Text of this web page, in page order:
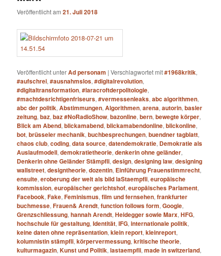
Veröffentlicht am21. Juli 2018
Veröffentlicht unterAd personam |Verschlagwortet mit#1968kritik,
#aufschrei,#ausnahmslos,#digitalrevolution,
#digitaltransformation,#laracroftderpolitologie,
#machtdesrichtigenfriseurs,#vermessenleaks,abc algorithmen,
abc der politik,Abstimmungen,Algorithmen,arena,autorin,basler
zeitung,baz,baz #NoRadioShow,bazonline,bern,bewegte körper,
Blick am Abend,blickamabend,blickamabendonline,blickonline,
bot,brüsseler mechanik,buchbesprechungen,buendner tagblatt,
chaos club,coding,data source,datendemokratie, Demokratie als
Auslaufmodell,demokratietheorie,denkerin ohne geländer,
Denkerin ohne Geländer Stämpfli,design,designing law,designing
wallstreet,designtheorie,dozentin, Einführung Frauenstimmrecht,
ensuite,eroberung der welt als bild laStaempfli,europäische
kommission,europäischer gerichtshof,europäisches Parlament,
Facebook,Fake,Feminismus,film und fernsehen,frankfurter
buchmesse,Frauen& Arendt,function follows form,Google,
Grenzschliessung,hannah Arendt,Heidegger sowie Marx,HFG,
hochschule für gestaltung,Identität,IFG,internationale politik,
keine daten ohne repräsentation,klein report,kleinreport,
kolumnistin stämpfli,körpervermessung,kritische theorie,
kulturmagazin,Kunst und Politik,lastaempfli,made in switzerland,